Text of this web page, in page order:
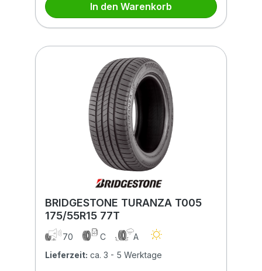
In den Warenkorb
BRIDGESTONE TURANZA T005
175/55R15 77T
70 C
A
Lieferzeit: ca. 3 - 5 Werktage